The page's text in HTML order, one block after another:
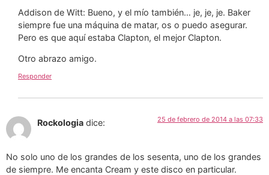
Addison de Witt: Bueno, y el mío también… je, je, je. Baker
siempre fue una máquina de matar, os o puedo asegurar.
Pero es que aquí estaba Clapton, el mejor Clapton.
Otro abrazo amigo.
Responder
Rockologia dice: 25 de febrero de 2014 a las 07:33
No solo uno de los grandes de los sesenta, uno de los grandes
de siempre. Me encanta Cream y este disco en particular.